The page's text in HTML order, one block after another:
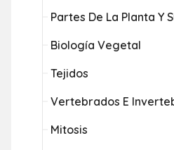
Partes De La Planta Y
Biología Vegetal
Tejidos
Vertebrados E
Mitosis